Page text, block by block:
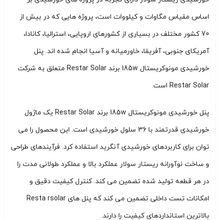
اساس مقیاس مگاوات و کیلووات است، پروژه هایی که در بیش از
70 کشور مختلف در بسیاری از کشورهای اروپایی، استرالیا، کانادا،
آمریکای جنوبی، آفریقا، خاورمیانه و آسیا انجام شده اند. پنل
خورشیدی مونوکریستال 185w برند Restar Solar متعلق به شرکت
Restar Solar است.
پنل خورشیدی مونوکریستال 185w برند Restar Solar یک ماژول
خورشیدی قدرتمند با 36 سلول خورشیدی است. این محصول را می
توان برای کاربردهای خورشیدی آنگرید استفاده کرد. فرآیندهای طراحی
و ساخت نوآورانه ریستار سولار عملکرد بالا و عملکرد طولانی مدت را
در هر قطعه تولید شده تضمین می کند. کنترل کیفیت دقیق و
امکانات تست داخلی تضمین می کند که پنل های Resta rsolar
بالاترین استانداردهای کیفیت را دارند.